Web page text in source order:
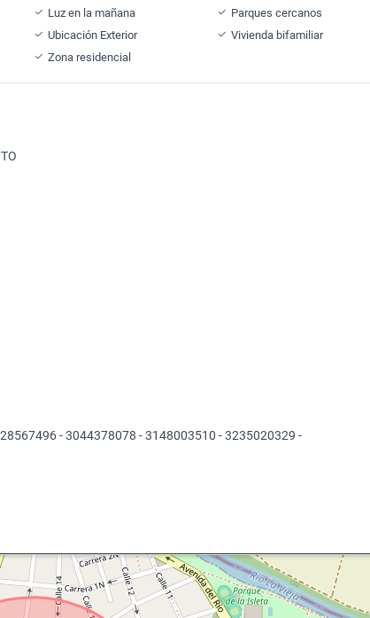
Luz en la mañana
Parques cercanos
Ubicación Exterior
Vivienda bifamiliar
Zona residencial
- 3044378078 - 3148003510 - 3235020329 -